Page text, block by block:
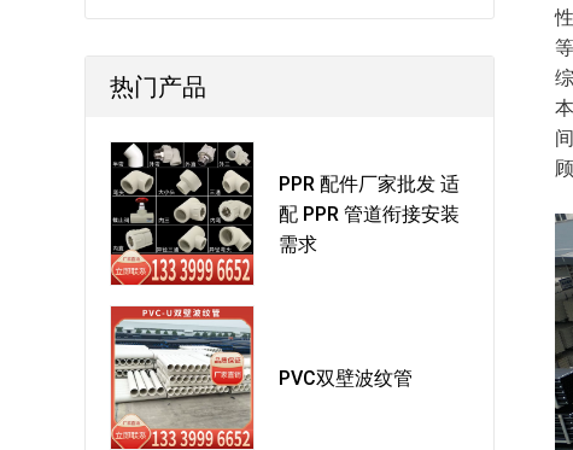
热门产品
PPR 配件厂家批发 适
配 PPR 管道衔接安装
需求
PVC双壁波纹管